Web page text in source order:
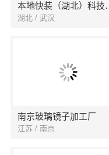
本地快
湖北 / 武汉
南京玻璃镜子加工厂
江苏 / 南京